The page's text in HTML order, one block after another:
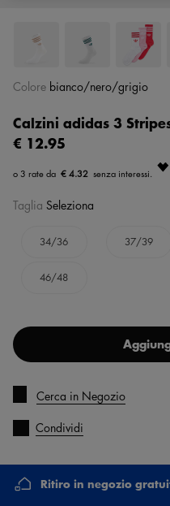
Calzini adidas 3
€ 12.95
€ 4.32
Colore bianco/nero/grigio
Taglia Seleziona
34/36 37/39
46/48
Cerca in Negozio
Condividi
Ritiro in negozio